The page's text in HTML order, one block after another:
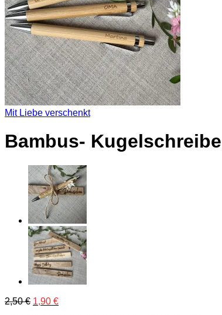
Mit Liebe verschenkt
Bambus-
2,50€ Ursprünglicher
1,90 €Aktueller